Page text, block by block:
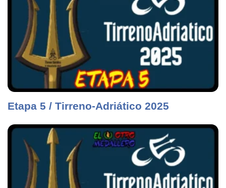
Etapa 5 / Tirreno-Adriático 2025